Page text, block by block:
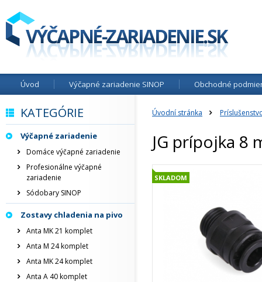
Úvodní stránka
JG prípojka 8
SKLADOM
KATEGÓRIE
Výčapné zariadenie
Domáce výčapné zariadenie
Profesionálne výčapné
zariadenie
Sódobary SINOP
Zostavy chladenia na pivo
Anta MK 21 komplet
Anta M 24 komplet
Anta MK 24 komplet
Anta A 40 komplet
Úvod Výčapné zariadenie SINOP Obchodné